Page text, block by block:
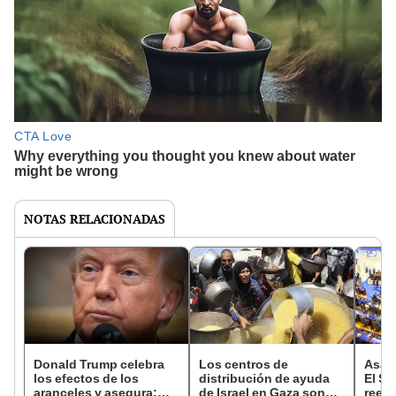
NOTAS RELACIONADAS
Donald Trump celebra
los efectos de los
aranceles y asegura:
Los centros de
distribución de ayuda
de Israel en Gaza son
El